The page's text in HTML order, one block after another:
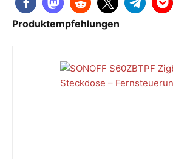
Produktempfehlungen